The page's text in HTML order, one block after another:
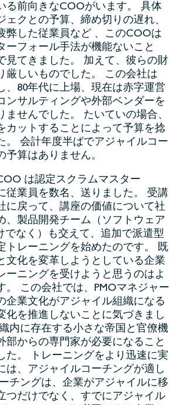
る前向きなCOOがいます。 具体
ェクとの予算、締め切りの遅れ、
弊した従業員など 、このCOOは
ーフォール手法が機能ないこと
見てきました。 加えて、彼らの財
厳しいものでした。 この会社は
、80年代に上場、現在は赤字運営
ンサルティングや外部ベンダーを
ませんでした。 たいていの場合、
カットすることによって予算を捻
。 会計年度半ばでアジャイルコー
予算はありません。
は認定スクラムマスター
従業員を数名、送りました。 受講
に戻って、講座の価値について社
、製品開発チーム（ソフトウェア
でなく）も交えて、追加で派遣型
トレーニングを始めたのです。 既
文化を変革しようとしている企業
ーニングを受けようと思うのはよ
。 この会社では、PMOマネジャー
企業文化がアジャイル組織になる
化を推進しないことに気づきまし
内に存在する小さな帝国と官僚機
部からの専門家が必要になること
た。 トレーニングをより迅速に実
は、
アジャイルコーチングが適し
チングは、企業がアジャイルに移
つだけでなく、すでにアジャイル